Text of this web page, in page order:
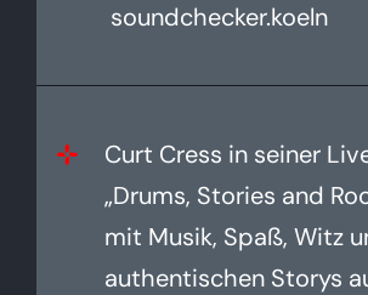
soundchecker.koeln
Curt Cress in seiner
„Drums, Stories and
mit Musik, Spaß, Witz
authentischen Storys